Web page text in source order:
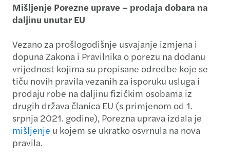
Mišljenje Porezne uprave – prodaja dobara na
daljinu unutar EU
Vezano za prošlogodišnje usvajanje izmjena i
dopuna Zakona i Pravilnika o porezu na dodanu
vrijednost kojima su propisane odredbe koje se
tiču novih pravila vezanih za isporuku usluga i
prodaju robe na daljinu fizičkim osobama iz
drugih država članica EU (s primjenom od 1.
srpnja 2021. godine), Porezna uprava izdala je
mišljenje u kojem se ukratko osvrnula na nova
pravila.